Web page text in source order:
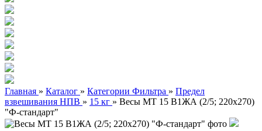
Главная » Каталог » Категории Фильтра » Предел
взвешивания НПВ » 15 кг » Весы МТ 15 В1ЖА (2/5; 220x270)
"Ф-стандарт"